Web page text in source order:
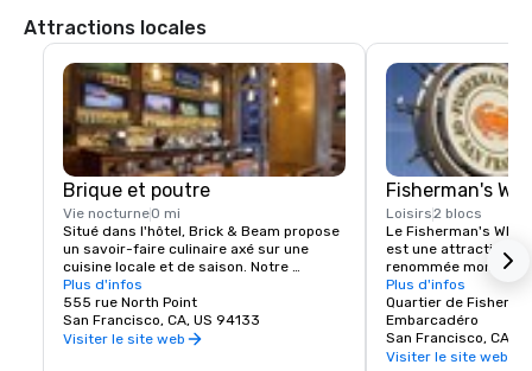
Attractions locales
Brique et poutre
Vie nocturne0 mi
Situé dans l'hôtel, Brick & Beam propose
un savoir-faire culinaire axé sur une
cuisine locale et de saison. Notre
programme Seafood Watch est une
nouvelle approche de l'alimentation
durable, qui comprend un menu
responsable composé de produits locaux
Plus d'infos
555 rue North Point
San Francisco, CA, US 94133
Visiter le site web
Fisherman's
Loisirs2 blocs
Le Fisherman's
est une attraction
renommée
et une zone
animés. Abritant
renommée
hôtels et
divertissement, le
Plus d'infos
Quartier de
Embarcadéro
San Francisco, CA,
Visiter le site web